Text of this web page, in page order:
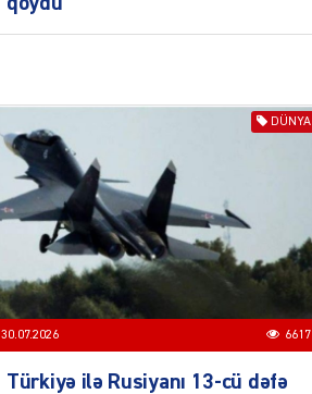
DÜNYA
30.07.2026 6617
Türkiyə ilə Rusiyanı 13-cü dəfə